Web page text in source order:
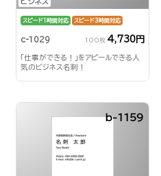
スピード1時間対応 スピード3時間対応
c-1029 100枚 4,730円
「仕事ができる！」をアピールできる人
気のビジネス名刺！
b-1159